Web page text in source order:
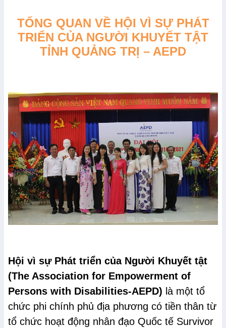
TỔNG QUAN VỀ HỘI VÌ SỰ PHÁT
TRIỂN CỦA NGƯỜI KHUYẾT TẬT
TỈNH QUẢNG TRỊ – AEPD
Hội vì sự Phát triển của Người Khuyết tật
(The Association for Empowerment of
Persons with Disabilities-AEPD) là một tổ
chức phi chính phủ địa phương có tiền thân từ
tổ chức hoạt động nhân đạo Quốc tế Survivor